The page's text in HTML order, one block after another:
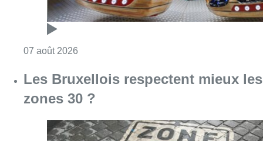
07 août 2026
Les Bruxellois respectent mieux les
zones 30 ?